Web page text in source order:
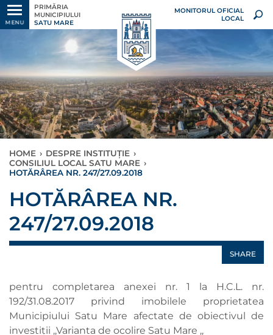
MENU
PRIMĂRIA
MUNICIPIULUI
SATU MARE
MONITORUL OFICIAL
LOCAL
HOME › DESPRE INSTITUȚIE ›
CONSILIUL LOCAL SATU MARE ›
HOTĂRÂREA NR. 247/27.09.2018
HOTĂRÂREA NR.
247/27.09.2018
SHARE
pentru completarea anexei nr. 1 la H.C.L. nr.
192/31.08.2017 privind imobilele proprietatea
Municipiului Satu Mare afectate de obiectivul de
investiţii ,,Varianta de ocolire Satu Mare ,,